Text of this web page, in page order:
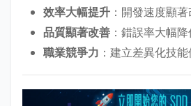
效率大幅提升 ：開發速度顯
品質顯著改善 ：錯誤率大幅
職業競爭力 ：建立差異化技